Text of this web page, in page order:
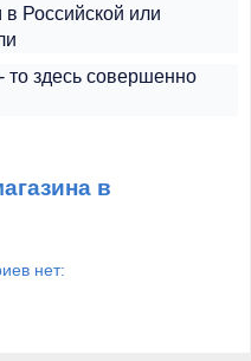
Российской или
здесь совершенно
в
нет: